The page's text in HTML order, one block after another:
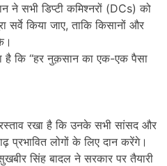
ने सभी डिप्टी कमिश्नरों (DCs) को
किया जाए, ताकि किसानों और
है कि “हर नुक़सान का एक-एक पैसा
रखा है कि उनके सभी सांसद और
प्रभावित लोगों के लिए दान करेंगे।
सिंह बादल ने सरकार पर तैयारी